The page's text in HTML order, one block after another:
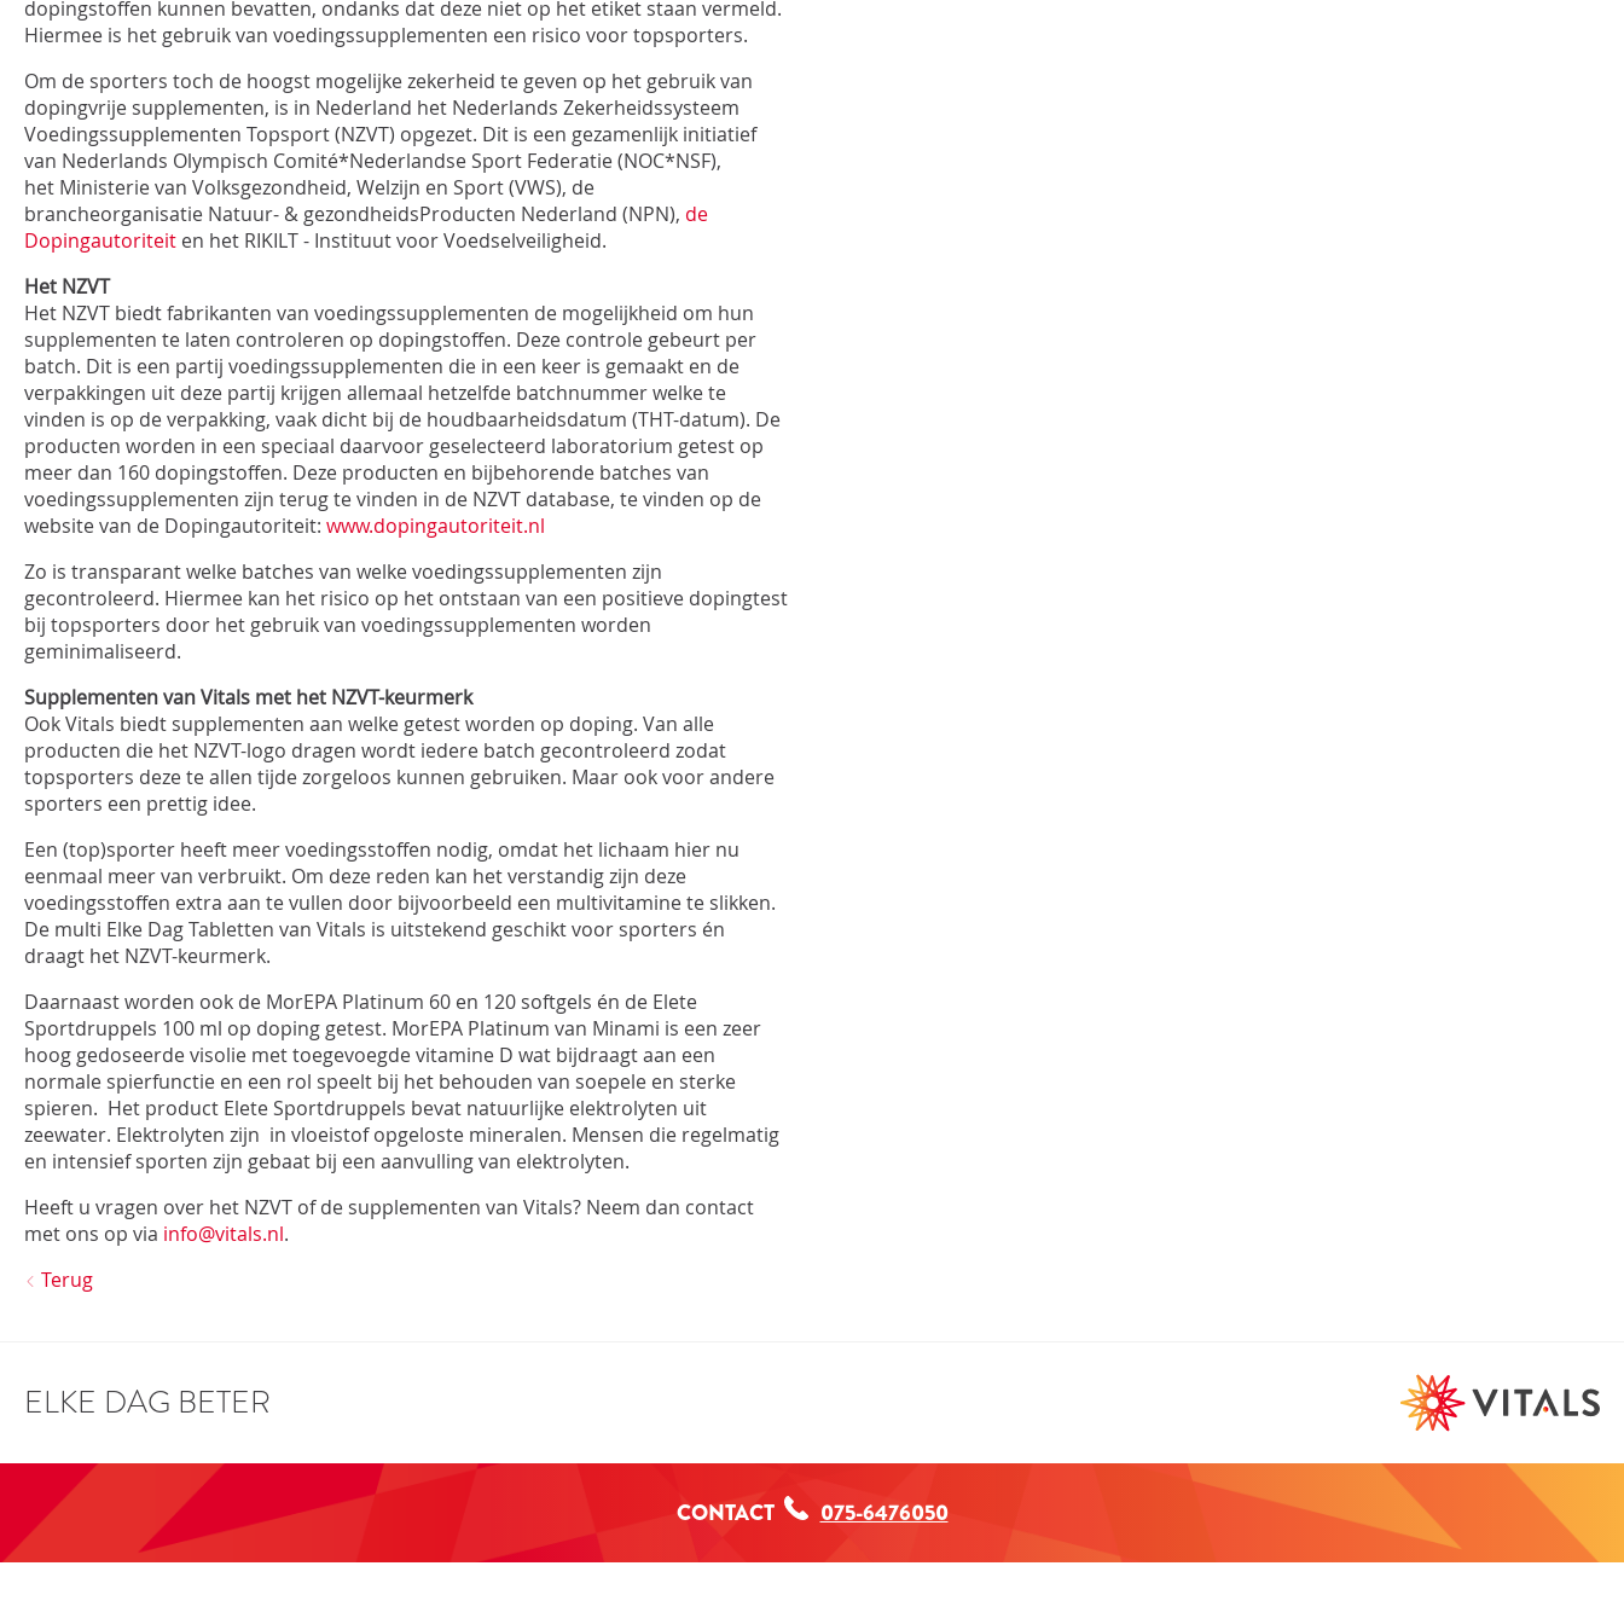
dopingstoffen kunnen bevatten, ondanks dat deze niet op het etiket staan vermeld.
Hiermee is het gebruik van voedingssupplementen een risico voor topsporters.
Om de sporters toch de hoogst mogelijke zekerheid te geven op het gebruik van
dopingvrije supplementen, is in Nederland het Nederlands Zekerheidssysteem
Voedingssupplementen Topsport (NZVT) opgezet. Dit is een gezamenlijk initiatief
van Nederlands Olympisch Comité*Nederlandse Sport Federatie (NOC*NSF),
het Ministerie van Volksgezondheid, Welzijn en Sport (VWS), de
brancheorganisatie Natuur- & gezondheidsProducten Nederland (NPN), de
Dopingautoriteit en het RIKILT - Instituut voor Voedselveiligheid.
Het NZVT
Het NZVT biedt fabrikanten van voedingssupplementen de mogelijkheid om hun
supplementen te laten controleren op dopingstoffen. Deze controle gebeurt per
batch. Dit is een partij voedingssupplementen die in een keer is gemaakt en de
verpakkingen uit deze partij krijgen allemaal hetzelfde batchnummer welke te
vinden is op de verpakking, vaak dicht bij de houdbaarheidsdatum (THT-datum). De
producten worden in een speciaal daarvoor geselecteerd laboratorium getest op
meer dan 160 dopingstoffen. Deze producten en bijbehorende batches van
voedingssupplementen zijn terug te vinden in de NZVT database, te vinden op de
website van de Dopingautoriteit: www.dopingautoriteit.nl
Zo is transparant welke batches van welke voedingssupplementen zijn
gecontroleerd. Hiermee kan het risico op het ontstaan van een positieve dopingtest
bij topsporters door het gebruik van voedingssupplementen worden
geminimaliseerd.
Supplementen van Vitals met het NZVT-keurmerk
Ook Vitals biedt supplementen aan welke getest worden op doping. Van alle
producten die het NZVT-logo dragen wordt iedere batch gecontroleerd zodat
topsporters deze te allen tijde zorgeloos kunnen gebruiken. Maar ook voor andere
sporters een prettig idee.
Een (top)sporter heeft meer voedingsstoffen nodig, omdat het lichaam hier nu
eenmaal meer van verbruikt. Om deze reden kan het verstandig zijn deze
voedingsstoffen extra aan te vullen door bijvoorbeeld een multivitamine te slikken.
De multi Elke Dag Tabletten van Vitals is uitstekend geschikt voor sporters én
draagt het NZVT-keurmerk.
Daarnaast worden ook de MorEPA Platinum 60 en 120 softgels én de Elete
Sportdruppels 100 ml op doping getest. MorEPA Platinum van Minami is een zeer
hoog gedoseerde visolie met toegevoegde vitamine D wat bijdraagt aan een
normale spierfunctie en een rol speelt bij het behouden van soepele en sterke
spieren. Het product Elete Sportdruppels bevat natuurlijke elektrolyten uit
zeewater. Elektrolyten zijn in vloeistof opgeloste mineralen. Mensen die regelmatig
en intensief sporten zijn gebaat bij een aanvulling van elektrolyten.
Heeft u vragen over het NZVT of de supplementen van Vitals? Neem dan contact
met ons op via info@vitals.nl.
Terug
ELKE DAG BETER
CONTACT 075-6476050